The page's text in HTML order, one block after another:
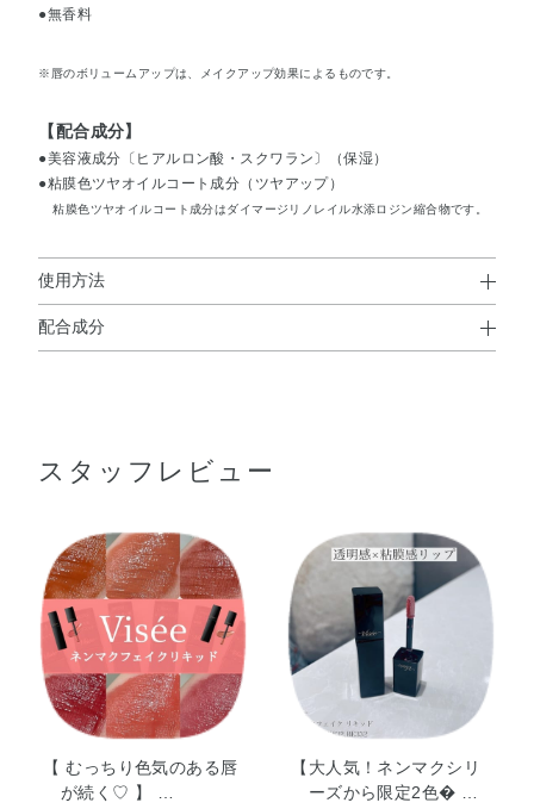
●無香料
※唇のボリュームアップは、メイクアップ効果によるものです。
【配合成分】
●美容液成分〔ヒアルロン酸・スクワラン〕（保湿）
●粘膜色ツヤオイルコート成分（ツヤアップ）
粘膜色ツヤオイルコート成分はダイマージリノレイル水添ロジン縮合物です。
使用方法
使用方法
使用上の注意
ふいてから容器に戻し、キャップは必ずしめてください。
・唇への色残りが気になる時は、お手持ちのポイントメイクアップ
リムーバーをコットンにたっぷりと含ませ、丁寧にふきとってくだ
さい。
・衣服などにつくと落ちないので、ご注意ください。
配合成分
2・TEA・エタノール・シロキクラゲエキス・ステビア葉／
リンNa）コポリマー・（アクリレーツ／アクリル酸アルキ
ル（C10－30））クロスポリマー・イソヘキサデカン・オ
レイン酸ソルビタン・カルボマー・スクワラン・ステアリ
ン酸・ステアリン酸グリセリル・セテアリルアルコール・
トリエチルヘキサノイン・ヒドロキシプロピルメチルセル
ロース・ベヘニルアルコール・ポリアクリル酸アンモニウ
ム・ポリソルベート80・水酸化Al・フェノキシエタノー
ル・酸化チタン・黄4・青1・赤227・橙205
スタッフレビュー
【 むっちり色気のある唇
が続く♡ 】 …
【大人気！ネンマクシリ
ーズから限定2色 …